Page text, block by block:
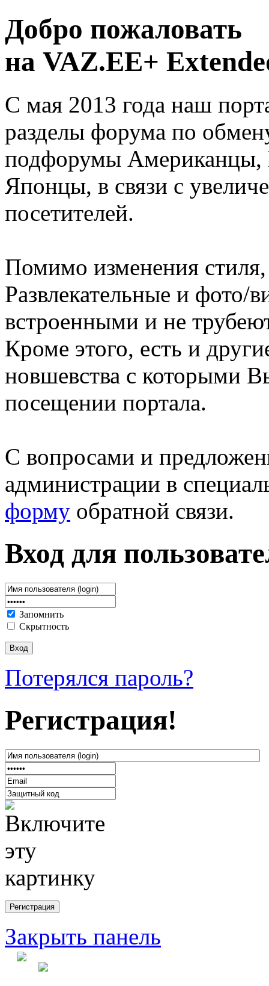
Добро пожаловать
на VAZ.EE+
С мая 2013 года наш
разделы форума по
подфорумы
Японцы, в связи с
посетителей.
Помимо изменения
Развлекательные и фото/
встроенными и не
Кроме этого, есть и
новшевства с которыми
посещении портала.
С вопросами и
администрации в
форму обратной связи.
Вход для
Запомнить
Скрытность
Потерялся пароль?
Регистрация!
Закрыть панель